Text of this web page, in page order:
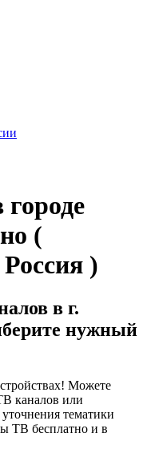
(
)
в г.
нужный
Можете
каналов или
тематики
ТВ бесплатно и в